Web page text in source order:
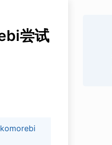
尝试